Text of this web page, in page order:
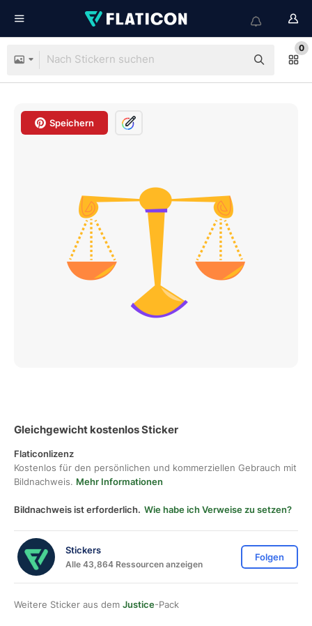
0
Speichern
Gleichgewicht kostenlos Sticker
Flaticonlizenz
Kostenlos für den persönlichen und kommerziellen Gebrauch mit
Bildnachweis. Mehr Informationen
Bildnachweis ist erforderlich. Wie habe ich Verweise zu setzen?
Stickers
Alle 43,864 Ressourcen anzeigen
Folgen
Weitere Sticker aus dem Justice-Pack